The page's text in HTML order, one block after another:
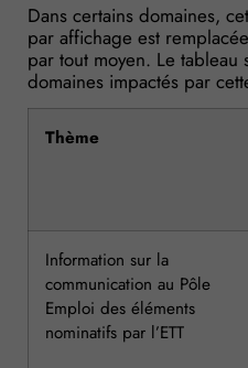
Dans certains domaines,
par affichage est
par tout moyen. Le tableau
domaines impactés par
Thème
Information sur la
communication au Pôle
Emploi des éléments
nominatifs par l’ETT